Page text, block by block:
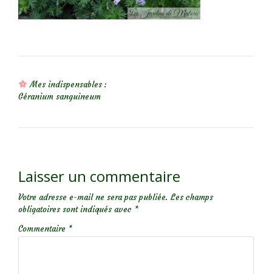
Mes indispensables :
Géranium sanguineum
Laisser un commentaire
Votre adresse e-mail ne sera pas publiée. Les champs
obligatoires sont indiqués avec *
Commentaire *